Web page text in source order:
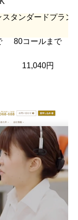
スタンダードプラン
80コールまで
11,040円